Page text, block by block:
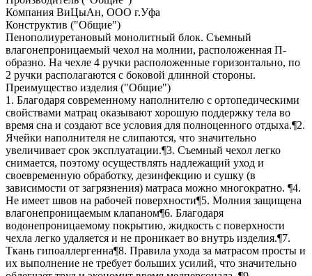
Компания ВиЦыАн, ООО г.Уфа
Конструктив ("Общие")
Пенополиуретановый монолитный блок. Съемный
влагонепроницаемый чехол на молнии, расположенная П-
образно. На чехле 4 ручки расположенные горизонтально, по
2 ручки располагаются с боковой длинной стороны.
Преимущество изделия ("Общие")
1. Благодаря современному наполнителю с ортопедическими
свойствами матрац оказывают хорошую поддержку тела во
время сна и создают все условия для полноценного отдыха.¶2.
Ячейки наполнителя не слипаются, что значительно
увеличивает срок эксплуатации.¶3. Съемный чехол легко
снимается, поэтому осуществлять надлежащий уход и
своевременную обработку, дезинфекцию и сушку (в
зависимости от загрязнения) матраса можно многократно. ¶4.
Не имеет швов на рабочей поверхности¶5. Молния защищена
влагонепроницаемым клапаном¶6. Благодаря
водонепроницаемому покрытию, жидкость с поверхности
чехла легко удаляется и не проникает во внутрь изделия.¶7.
Ткань гипоаллергенна¶8. Правила ухода за матрасом просты и
их выполнение не требует больших усилий, что значительно